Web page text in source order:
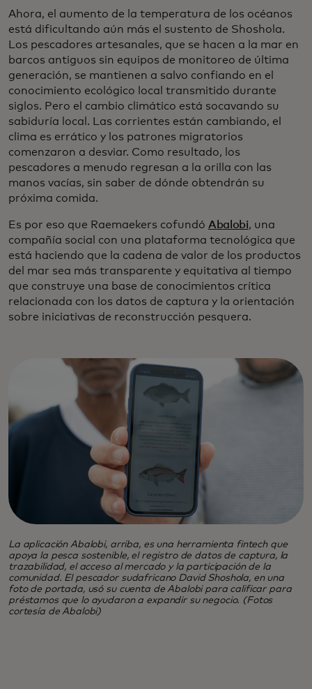
Ahora, el aumento de la temperatura de los océanos
está dificultando aún más el sustento de Shoshola.
Los pescadores artesanales, que se hacen a la mar en
barcos antiguos sin equipos de monitoreo de última
generación, se mantienen a salvo confiando en el
conocimiento ecológico local transmitido durante
siglos. Pero el cambio climático está socavando su
sabiduría local. Las corrientes están cambiando, el
clima es errático y los patrones migratorios
comenzaron a desviar. Como resultado, los
pescadores a menudo regresan a la orilla con las
manos vacías, sin saber de dónde obtendrán su
próxima comida.
Es por eso que Raemaekers cofundó Abalobi, una
compañía social con una plataforma tecnológica que
está haciendo que la cadena de valor de los productos
del mar sea más transparente y equitativa al tiempo
que construye una base de conocimientos crítica
relacionada con los datos de captura y la orientación
sobre iniciativas de reconstrucción pesquera.
La aplicación Abalobi, arriba, es una herramienta fintech que
apoya la pesca sostenible, el registro de datos de captura, la
trazabilidad, el acceso al mercado y la participación de la
comunidad. El pescador sudafricano David Shoshola, en una
foto de portada, usó su cuenta de Abalobi para calificar para
préstamos que lo ayudaron a expandir su negocio. (Fotos
cortesía de Abalobi)